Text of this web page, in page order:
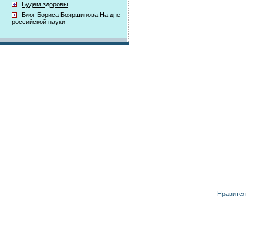
Будем здоровы
Блог Бориса Бояршинова На дне
российской науки
Нравится